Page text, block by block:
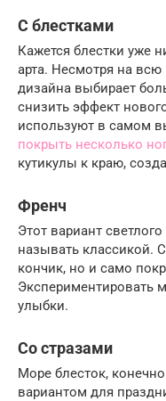
С блестками
Кажется блестки уже
арта. Несмотря на всю
дизайна выбирает
снизить эффект
используют в самом
покрыть несколько
кутикулы к краю,
Френч
Этот вариант
называть классикой.
кончик, но и само
Экспериментировать
улыбки.
Со стразами
Море блесток,
вариантом для